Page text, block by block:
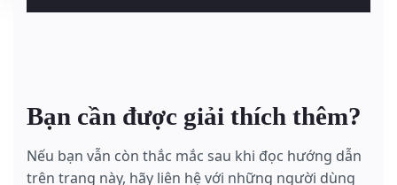
Bạn cần được giải thích thêm?
Nếu bạn vẫn còn thắc mắc sau khi đọc hướng dẫn
trên trang này, hãy liên hệ với những người dùng